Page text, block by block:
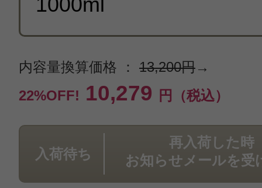
内容量換算価格 ： 13,200円→
22%OFF! 10,279 円（税込）
入荷待ち
再入荷した時
お知らせメールを受